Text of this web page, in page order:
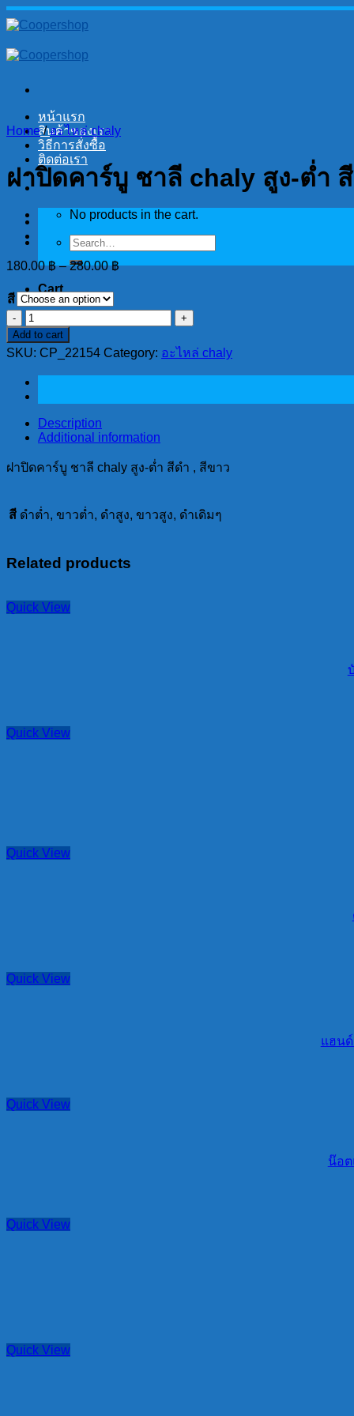
Skip
to
หน้าแรก
สินค้าของเรา
วิธีการสั่งซื้อ
ติดต่อเรา
No products in the cart.
Search
for:
Cart
Home / อะไหล่ chaly
ฝาปิดคาร์บู ชาลี chaly สูง-ต่ำ
180.00฿–280.00฿
สี
ฝา
ปิด
คาร์บู
ชาลี
chaly
ต่ำ
,
ขาว
quantity
Add to cart
SKU: CP_22154 Category: อะไหล่ chaly
Description
Additional information
ฝาปิดคาร์บู ชาลี chaly สูง-ต่ำ สีดำ , สีขาว
สี ดำต่ำ, ขาวต่ำ, ดำสูง, ขาวสูง, ดำเดิมๆ
Related products
Quick View
Quick View
Quick View
Quick View
แฮน
Quick View
น๊อต
Quick View
Quick View